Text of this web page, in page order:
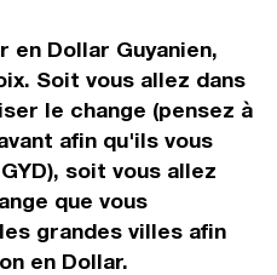
en Dollar Guyanien,
Soit vous allez dans
le change (pensez à
afin qu'ils vous
soit vous allez
que vous
grandes villes afin
en Dollar.